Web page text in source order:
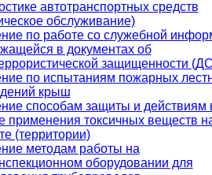
автотранспортных средств
обслуживание)
по работе со служебной
в документах об
защищенности
по испытаниям пожарных
крыш
способам защиты и действиям
применения токсичных веществ
(территории)
методам работы на
оборудовании для